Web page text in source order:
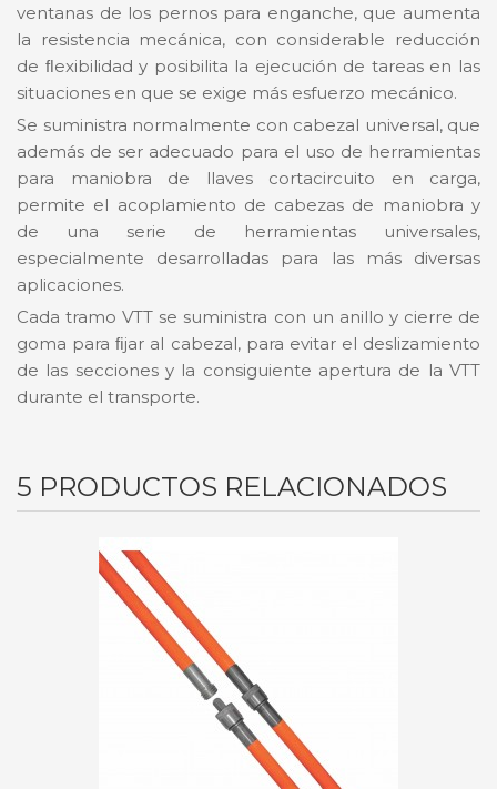
ventanas de los pernos para enganche, que aumenta
la resistencia mecánica, con considerable reducción
de ﬂexibilidad y posibilita la ejecución de tareas en las
situaciones en que se exige más esfuerzo mecánico.
Se suministra normalmente con cabezal universal, que
además de ser adecuado para el uso de herramientas
para maniobra de llaves cortacircuito en carga,
permite el acoplamiento de cabezas de maniobra y
de una serie de herramientas universales,
especialmente desarrolladas para las más diversas
aplicaciones.
Cada tramo VTT se suministra con un anillo y cierre de
goma para ﬁjar al cabezal, para evitar el deslizamiento
de las secciones y la consiguiente apertura de la VTT
durante el transporte.
5 PRODUCTOS RELACIONADOS